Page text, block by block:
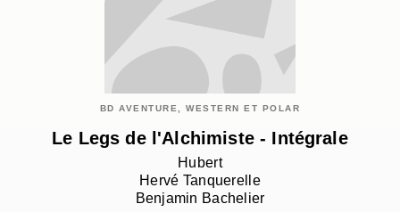
BD AVENTURE, WESTERN ET POLAR
Le Legs de l'Alchimiste - Intégrale
Hubert
Hervé Tanquerelle
Benjamin Bachelier